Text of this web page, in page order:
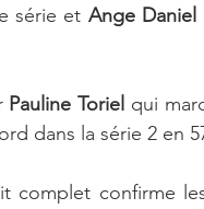
série et Ange Daniel
Pauline Toriel
dans la série 2 en
complet confirme